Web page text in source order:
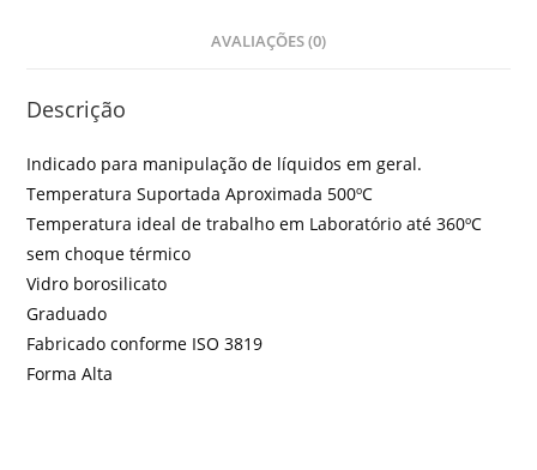
AVALIAÇÕES (0)
Descrição
Indicado para manipulação de líquidos em geral.
Temperatura Suportada Aproximada 500ºC
Temperatura ideal de trabalho em Laboratório até 360ºC
sem choque térmico
Vidro borosilicato
Graduado
Fabricado conforme ISO 3819
Forma Alta